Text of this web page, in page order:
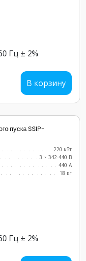
Гц ± 2%
В корзину
пуска SSIP-
220 кВт
3 ~ 342-440 В
440 А
18 кг
Гц ± 2%